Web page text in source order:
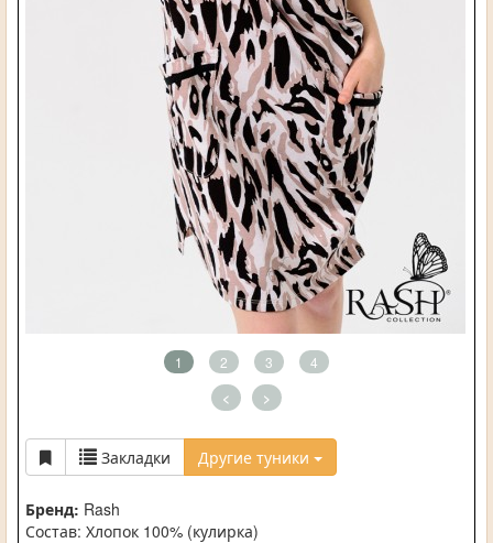
1 2 3 4
< >
Закладки Другие туники
Бренд: Rash
Состав: Хлопок 100% (кулирка)